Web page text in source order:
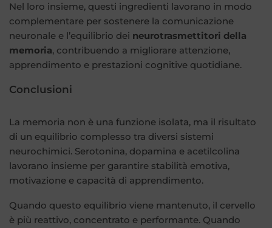
Nel loro insieme, questi ingredienti lavorano in modo
complementare per sostenere la comunicazione
neuronale e l’equilibrio dei neurotrasmettitori della
memoria, contribuendo a migliorare attenzione,
apprendimento e prestazioni cognitive quotidiane.
Conclusioni
La memoria non è una funzione isolata, ma il risultato
di un equilibrio complesso tra diversi sistemi
neurochimici. Serotonina, dopamina e acetilcolina
lavorano insieme per garantire stabilità emotiva,
motivazione e capacità di apprendimento.
Quando questo equilibrio viene mantenuto, il cervello
è più reattivo, concentrato e performante. Quando